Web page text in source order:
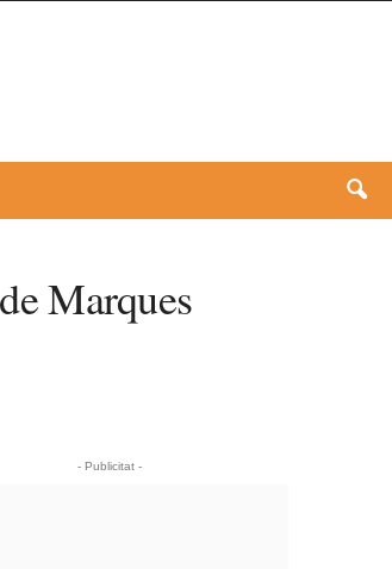
Marques
- Publicitat -